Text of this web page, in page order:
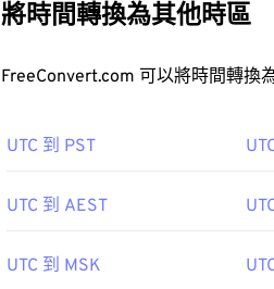
將時間轉換為其他時區
FreeConvert.com 可以將時間轉換
UTC 到 PST
UTC 到 AEST
UTC 到 MSK